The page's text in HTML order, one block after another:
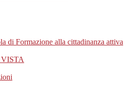
di Formazione alla cittadinanza attiva